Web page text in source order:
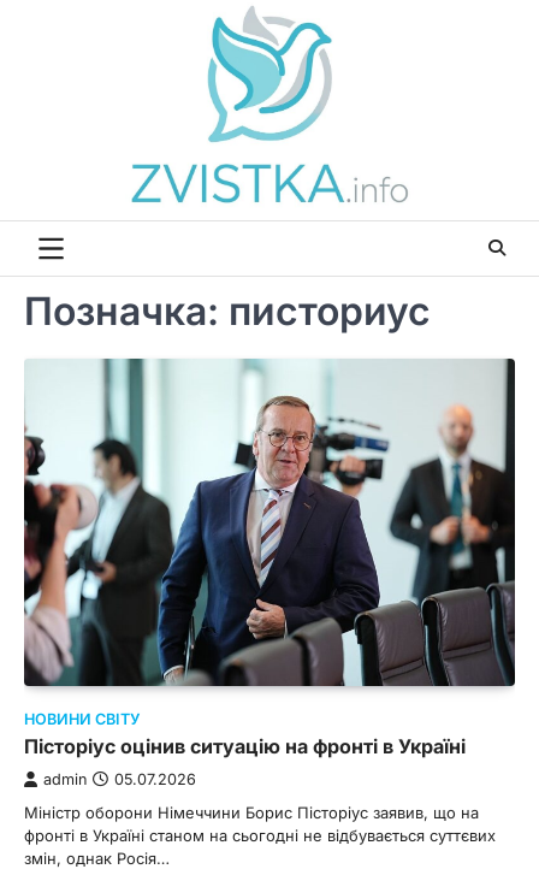
Позначка: писториус
НОВИНИ СВІТУ
Пісторіус оцінив ситуацію на фронті в Україні
admin 05.07.2026
Міністр оборони Німеччини Борис Пісторіус заявив, що на
фронті в Україні станом на сьогодні не відбувається суттєвих
змін, однак Росія…